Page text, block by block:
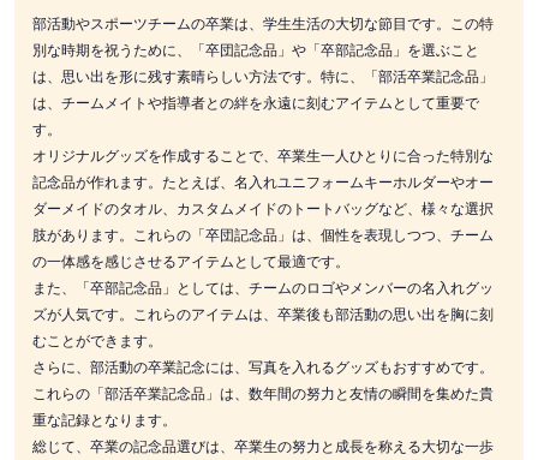
部活動やスポーツチームの卒業は、学生生活の大切な節目です。この特
別な時期を祝うために、「卒団記念品」や「卒部記念品」を選ぶこと
は、思い出を形に残す素晴らしい方法です。特に、「部活卒業記念品」
は、チームメイトや指導者との絆を永遠に刻むアイテムとして重要で
す。
オリジナルグッズを作成することで、卒業生一人ひとりに合った特別な
記念品が作れます。たとえば、名入れユニフォームキーホルダーやオー
ダーメイドのタオル、カスタムメイドのトートバッグなど、様々な選択
肢があります。これらの「卒団記念品」は、個性を表現しつつ、チーム
の一体感を感じさせるアイテムとして最適です。
また、「卒部記念品」としては、チームのロゴやメンバーの名入れグッ
ズが人気です。これらのアイテムは、卒業後も部活動の思い出を胸に刻
むことができます。
さらに、部活動の卒業記念には、写真を入れるグッズもおすすめです。
これらの「部活卒業記念品」は、数年間の努力と友情の瞬間を集めた貴
重な記録となります。
総じて、卒業の記念品選びは、卒業生の努力と成長を称える大切な一歩